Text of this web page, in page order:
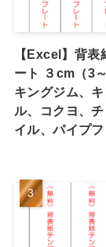
【Excel】背表
ート ３cm（3
キングジム、
ル、コクヨ、
イル、パイプ